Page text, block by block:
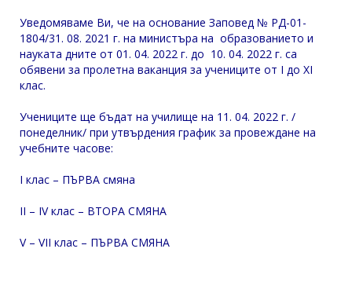
Уведомяваме Ви, че на основание Заповед № РД-01-
1804/31. 08. 2021 г. на министъра на образованието и
науката дните от 01. 04. 2022 г. до 10. 04. 2022 г. са
обявени за пролетна ваканция за учениците от I до XI
клас.
Учениците ще бъдат на училище на 11. 04. 2022 г. /
понеделник/ при утвърдения график за провеждане на
учебните часове:
I клас – ПЪРВА смяна
II – IV клас – ВТОРА СМЯНА
V – VII клас – ПЪРВА СМЯНА